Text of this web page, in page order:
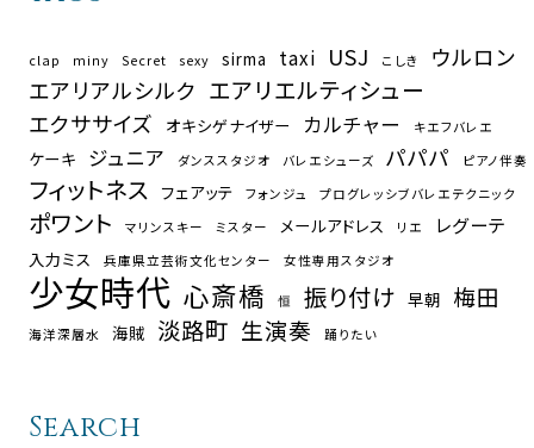
clap miny Secret sexy sirma taxi USJ こしき
ウルロン
エアリアルシルク エアリエルティシュー
エクササイズ オキシゲナイザー カルチャー キエフバレエ
ケーキ ジュニア ダンススタジオ バレエシューズ パパパ ピアノ伴奏
フィットネス フェアッテ フォンジュ プログレッシブバレエテクニック
ポワント マリンスキー ミスター メールアドレス リエ レグーテ
入力ミス 兵庫県立芸術文化センター 女性専用スタジオ
少女時代 心斎橋 恒 振り付け 早朝 梅田
海洋深層水 海賊 淡路町 生演奏 踊りたい
Search